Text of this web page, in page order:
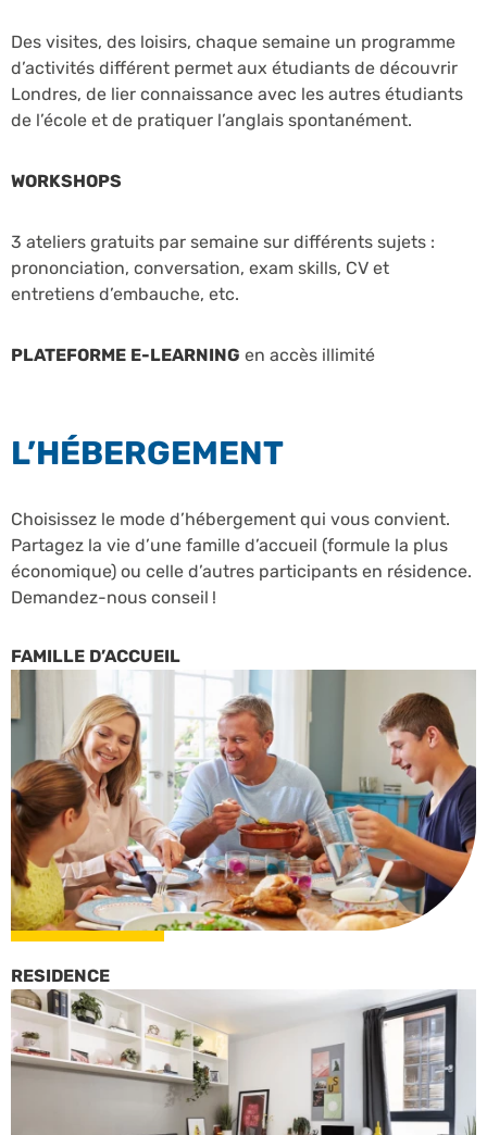
Des visites, des loisirs, chaque semaine un programme
d’activités différent permet aux étudiants de découvrir
Londres, de lier connaissance avec les autres étudiants
de l’école et de pratiquer l’anglais spontanément.
WORKSHOPS
3 ateliers gratuits par semaine sur différents sujets :
prononciation, conversation, exam skills, CV et
entretiens d’embauche, etc.
PLATEFORME E-LEARNING en accès illimité
L’HÉBERGEMENT
Choisissez le mode d’hébergement qui vous convient.
Partagez la vie d’une famille d’accueil (formule la plus
économique) ou celle d’autres participants en résidence.
Demandez-nous conseil !
FAMILLE D’ACCUEIL
RESIDENCE